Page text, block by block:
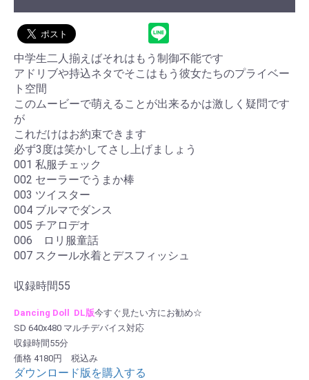
お買い物を続ける カートへ進む
中学生二人揃えばそれはもう制御不能です
アドリブや持込ネタでそこはもう彼女たちのプライベー
ト空間
このムービーで萌えることが出来るかは激しく疑問です
が
これだけはお約束できます
必ず3度は笑かしてさし上げましょう
001 私服チェック
002 セーラーでうまか棒
003 ツイスター
004 ブルマでダンス
005 チアロデオ
006 ロリ服童話
007 スクール水着とデスフィッシュ
収録時間55
Dancing Doll DL版今すぐ見たい方にお勧め☆
SD 640x480 マルチデバイス対応
収録時間55分
価格 4180円 税込み
ダウンロード版を購入する